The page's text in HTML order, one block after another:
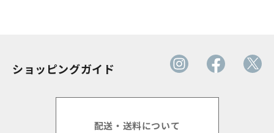
ショッピングガイド
配送・送料について